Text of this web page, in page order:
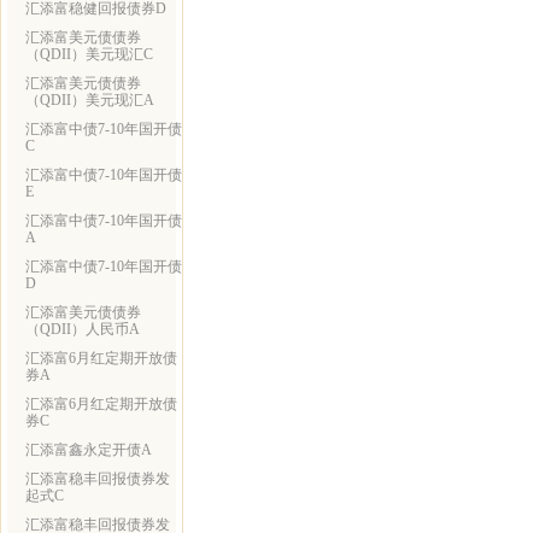
汇添富稳健回报债券D
汇添富美元债债券
（QDII）美元现汇C
汇添富美元债债券
（QDII）美元现汇A
汇添富中债7-10年国开债
C
汇添富中债7-10年国开债
E
汇添富中债7-10年国开债
A
汇添富中债7-10年国开债
D
汇添富美元债债券
（QDII）人民币A
汇添富6月红定期开放债
券A
汇添富6月红定期开放债
券C
汇添富鑫永定开债A
汇添富稳丰回报债券发
起式C
汇添富稳丰回报债券发